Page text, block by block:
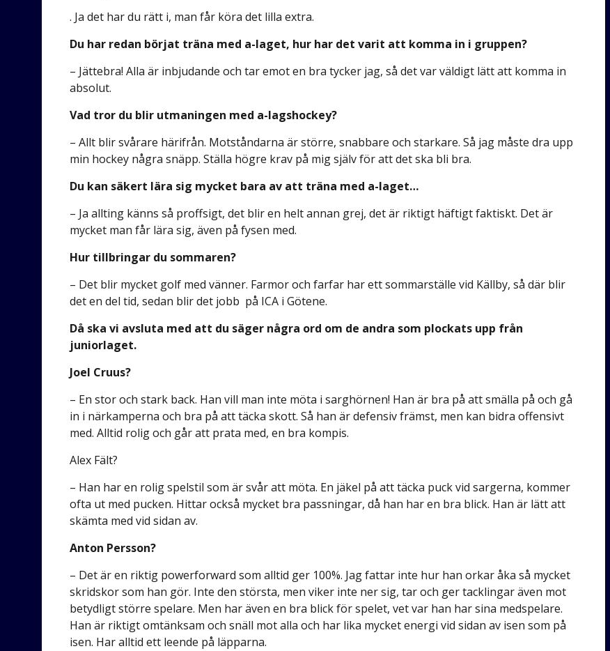
. Ja det har du rätt i, man får köra det lilla extra.
Du har redan börjat träna med a-laget, hur har det varit att komma in i gruppen?
– Jättebra! Alla är inbjudande och tar emot en bra tycker jag, så det var väldigt lätt att komma in
absolut.
Vad tror du blir utmaningen med a-lagshockey?
– Allt blir svårare härifrån. Motståndarna är större, snabbare och starkare. Så jag måste dra upp
min hockey några snäpp. Ställa högre krav på mig själv för att det ska bli bra.
Du kan säkert lära sig mycket bara av att träna med a-laget…
– Ja allting känns så proffsigt, det blir en helt annan grej, det är riktigt häftigt faktiskt. Det är
mycket man får lära sig, även på fysen med.
Hur tillbringar du sommaren?
– Det blir mycket golf med vänner. Farmor och farfar har ett sommarställe vid Källby, så där blir
det en del tid, sedan blir det jobb på ICA i Götene.
Då ska vi avsluta med att du säger några ord om de andra som plockats upp från
juniorlaget.
Joel Cruus?
– En stor och stark back. Han vill man inte möta i sarghörnen! Han är bra på att smälla på och gå
in i närkamperna och bra på att täcka skott. Så han är defensiv främst, men kan bidra offensivt
med. Alltid rolig och går att prata med, en bra kompis.
Alex Fält?
– Han har en rolig spelstil som är svår att möta. En jäkel på att täcka puck vid sargerna, kommer
ofta ut med pucken. Hittar också mycket bra passningar, då han har en bra blick. Han är lätt att
skämta med vid sidan av.
Anton Persson?
– Det är en riktig powerforward som alltid ger 100%. Jag fattar inte hur han orkar åka så mycket
skridskor som han gör. Inte den största, men viker inte ner sig, tar och ger tacklingar även mot
betydligt större spelare. Men har även en bra blick för spelet, vet var han har sina medspelare.
Han är riktigt omtänksam och snäll mot alla och har lika mycket energi vid sidan av isen som på
isen. Har alltid ett leende på läpparna.